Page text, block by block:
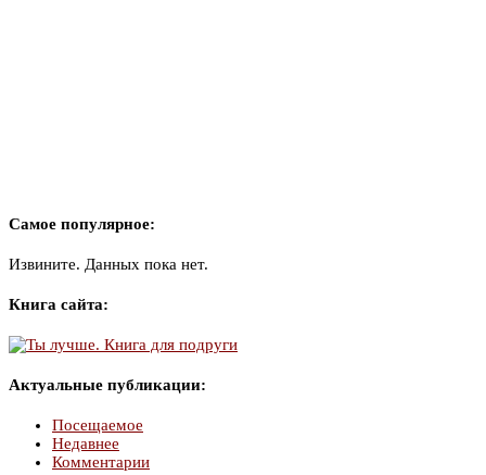
Самое популярное:
Извините. Данных пока нет.
Книга сайта:
Актуальные публикации:
Посещаемое
Недавнее
Комментарии